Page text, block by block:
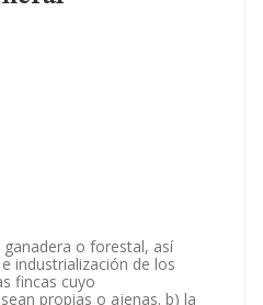
o forestal, así
industrialización de los
fincas cuyo
propias o ajenas. b) la